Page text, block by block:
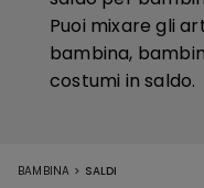
Puoi mixare gli
bambina,
costumi in saldo.
BAMBINA > SALDI